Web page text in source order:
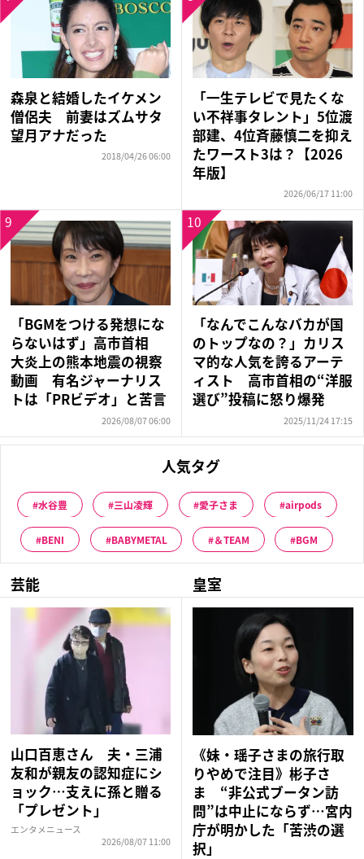
森泉と結婚したイケメン
僧侶夫 前妻はズムサタ
望月アナだった
2018/04/26 06:00
「一生テレビで見たくな
い不祥事タレント」5位渡
部建、4位斉藤慎二を抑え
たワースト3は？【2026
年版】
2026/06/17 11:00
「BGMをつける発想にな
らないはず」高市首相
大炎上の熊本地震の視察
動画 有名ジャーナリス
トは「PRビデオ」と苦言
2026/08/07 06:00
9
「なんでこんなバカが国
のトップなの？」カリス
マ的な人気を誇るアーテ
ィスト 高市首相の“洋服
選び”投稿に怒り爆発
2025/11/24 17:15
10
人気タグ
水谷豊 三山凌輝 愛子さま airpods
BENI BABYMETAL ＆TEAM BGM
芸能
山口百恵さん 夫・三浦
友和が親友の認知症にシ
ョック…支えに孫と贈る
「プレゼント」
エンタメニュース
2026/08/07 11:00
皇室
《妹・瑶子さまの旅行取
りやめで注目》彬子さ
ま “非公式ブータン訪
問”は中止にならず…宮内
庁が明かした「苦渋の選
択」